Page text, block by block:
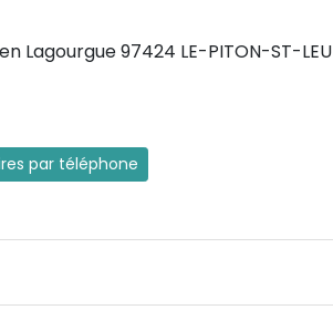
Lagourgue 97424 LE-PITON-ST-LEU
par téléphone